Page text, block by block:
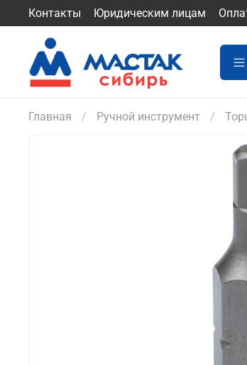
Контакты Юридическим лицам
Главная Ручной инструмент